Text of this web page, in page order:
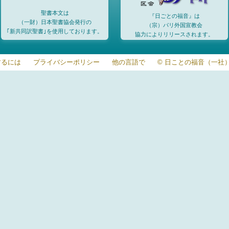
聖書本文は
（一財）日本聖書協会発行の
｢新共同訳聖書｣を使用しております。
『日ごとの福音』は
（宗）パリ外国宣教会
協力によりリリースされます。
には プライバシーポリシー 他の言語で © 日ことの福音（一社